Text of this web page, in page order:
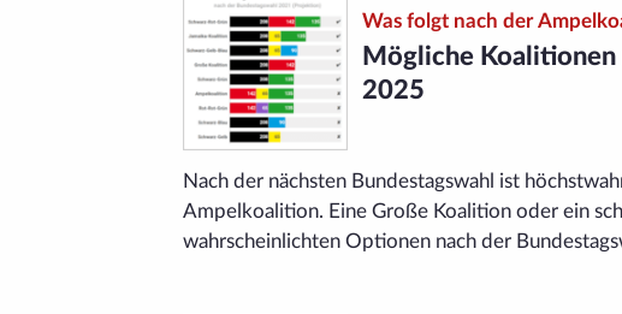
Was folgt nach der
Mögliche Koalitionen
2025
Nach der nächsten Bundestags­wahl ist
Ampelkoalition. Eine Große Koalition oder ein
wahrscheinlichten Optionen nach der